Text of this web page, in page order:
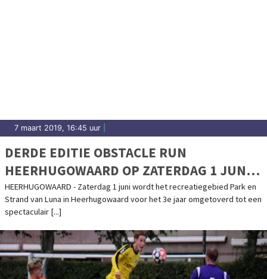
7 maart 2019, 16:45 uur
DERDE EDITIE OBSTACLE RUN
HEERHUGOWAARD OP ZATERDAG 1 JUNI
2019 UITGEBREID MET FAMILY OBSTACLE
RUN
HEERHUGOWAARD - Zaterdag 1 juni wordt het recreatiegebied Park en
Strand van Luna in Heerhugowaard voor het 3e jaar omgetoverd tot een
spectaculair [...]